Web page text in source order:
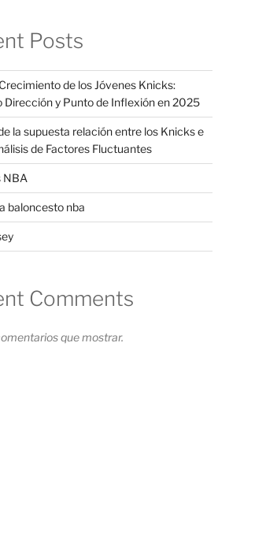
Posts
de los Jóvenes Knicks:
Dirección y Punto de Inflexión en 2025
la supuesta relación entre los Knicks e
de Factores Fluctuantes
NBA
baloncesto nba
Comments
que mostrar.